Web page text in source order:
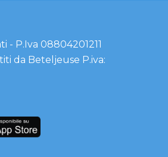
- P.Iva 08804201211
da Beteljeuse P.iva: